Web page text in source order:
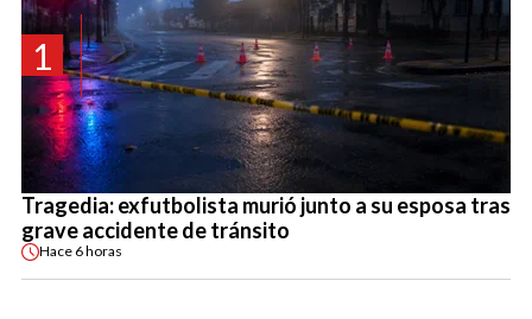
1
Tragedia: exfutbolista murió junto a su esposa tras
grave accidente de tránsito
Hace 6 horas